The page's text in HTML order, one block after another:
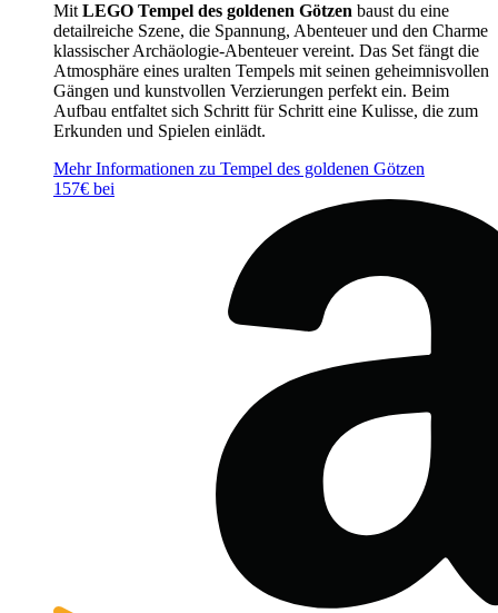
Mit LEGO Tempel des goldenen Götzen baust du eine
detailreiche Szene, die Spannung, Abenteuer und den Charme
klassischer Archäologie-Abenteuer vereint. Das Set fängt die
Atmosphäre eines uralten Tempels mit seinen geheimnisvollen
Gängen und kunstvollen Verzierungen perfekt ein. Beim
Aufbau entfaltet sich Schritt für Schritt eine Kulisse, die zum
Erkunden und Spielen einlädt.
Mehr Informationen zu Tempel des goldenen Götzen
157€ bei